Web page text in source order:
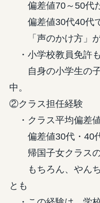
偏差値70～50代だ
偏差値30代40代
「声のかけ方」が
・小学校教員免許
自身の小学生の子
中。
②クラス担任経験
・クラス平均偏差
偏差値30代・40代
帰国子女クラスの
もちろん、やんち
とも